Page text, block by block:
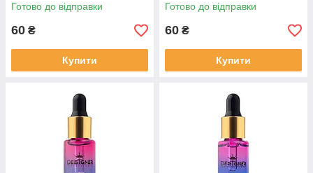
Готово до відправки
60 ₴
Купити
Готово до відправки
60 ₴
Купити